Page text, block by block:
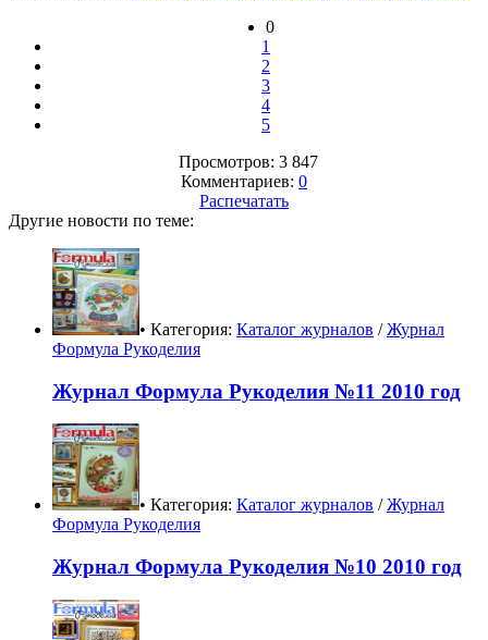
0
1
2
3
4
5
Просмотров: 3 847
Комментариев: 0
Распечатать
Другие новости по теме:
• Категория: Каталог журналов /Журнал
Формула Рукоделия
Журнал Формула Рукоделия №11 2010 год
• Категория: Каталог журналов /Журнал
Формула Рукоделия
Журнал Формула Рукоделия №10 2010 год